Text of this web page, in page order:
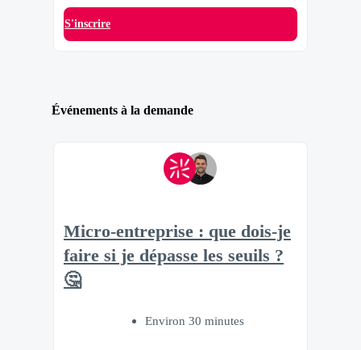
S'inscrire
Événements à la demande
Micro-entreprise : que dois-je
faire si je dépasse les seuils ?
🤔
Environ 30 minutes